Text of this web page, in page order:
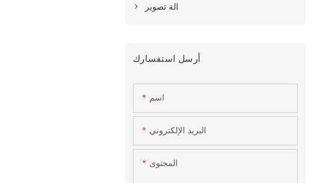
الة تصوير
أرسل استفسارك
اسم
البريد الإلكتروني
المحتوى